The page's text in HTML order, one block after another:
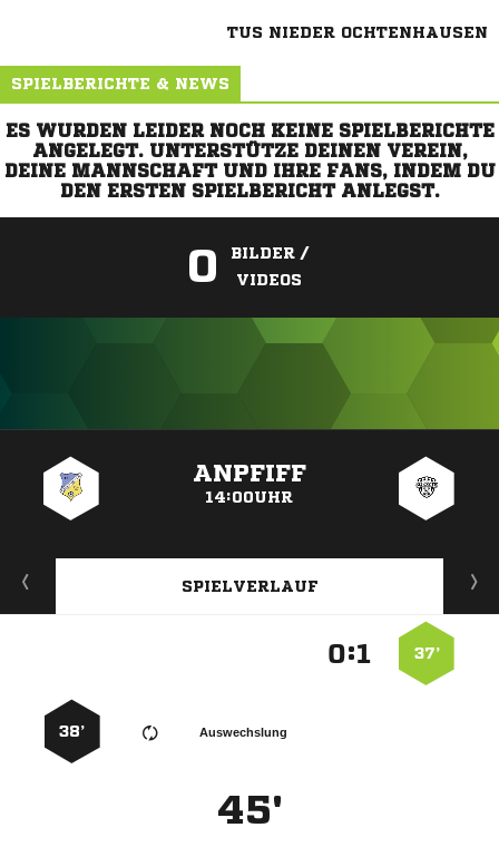
TUS NIEDER OCHTENHAUSEN
SPIELBERICHTE & NEWS
ES WURDEN LEIDER NOCH KEINE SPIELBERICHTE
ANGELEGT. UNTERSTÜTZE DEINEN VEREIN,
DEINE MANNSCHAFT UND IHRE FANS, INDEM DU
DEN ERSTEN SPIELBERICHT ANLEGST.
0
BILDER /
VIDEOS
ANPFIFF
14:00UHR
SPIELVERLAUF
37’
:
Auswechslung
38’
45'